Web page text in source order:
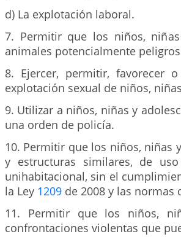
d) La explotación laboral.
7. Permitir que los niños,
animales potencialmente
8. Ejercer, permitir, favorecer
explotación sexual de niños,
9. Utilizar a niños, niñas y
una orden de policía.
10. Permitir que los niños, niñas
y estructuras similares, de
unihabitacional, sin el
la Ley 1209 de 2008 y las
11. Permitir que los niños,
confrontaciones violentas que